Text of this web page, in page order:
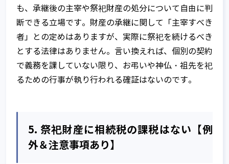
家族信託 開始時の課税関係
家族信託 契約中の課税関係
家族信託 終了時の課税関係
家族信託を始めるには
も、承継後の主宰や祭祀財産の処分について自由に判
断できる立場です。財産の承継に関して「主宰すべき
者」との定めはありますが、実際に祭祀を続けるべき
とする法律はありません。言い換えれば、個別の契約
で義務を課していない限り、お弔いや神仏・祖先を祀
るための行事が執り行われる確証はないのです。
5. 祭祀財産に相続税の課税はない【例
外＆注意事項あり】